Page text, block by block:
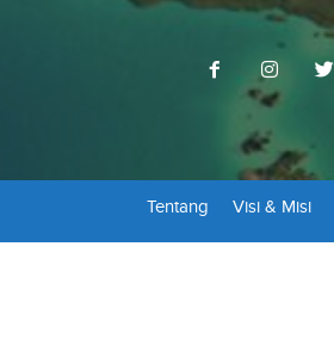
Tentang Visi & Misi